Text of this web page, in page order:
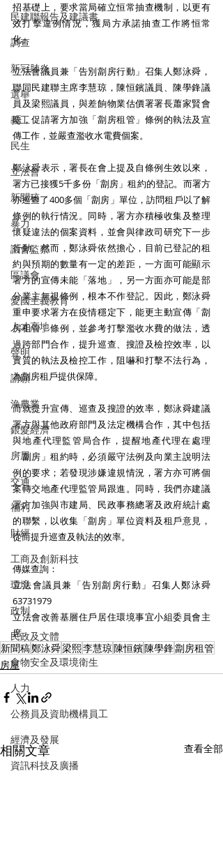
民建聯報告及建議書
調查
新冠肺炎
選舉
義工
民生
立法會
新聞稿
暴力
議會監察
區議會
愛國主義教育
人才高地
聲明
請願
漁農業
銀髮經濟
房屋
交通
福利
財經
工商及創新科技
環境
政制
民政及文體
食物安全及環境衛生
人力
公務員及資助機構員工
經濟及發展
資訊科技及廣播
招基礎上，要求當局確立恒常抽查機制，以更有
效打擊違例情況，獲局方承諾抽查工作將恒常
化。
立法會議員兼「告別劏房行動」召集人鄭泳舜，
聯同民建聯主席李慧琼，陳恒鑌議員、陳學鋒議
員及梁熙議員，與差餉物業估價署署長蕭家賢會
晤，促請署方加強「劏房租管」條例的執法及宣
傳工作，並嚴查濫收水電費個案。
鄭泳舜表示，署長在會上提及自條例生效以來，
署方已接獲5千多份「劏房」租約的登記。而署方
亦巡查了400多個「劏房」單位，訪問租戶以了解
條例的執行情況。同時，署方亦積極收集及整理
懷疑違法的個案資料，並會與律政司研究下一步
行動。然而，鄭泳舜依然擔心，目前已登記的租
約與預期的數量有一定的差距，一方面可能顯示
署方的宣傳未能「落地」，另一方面亦可能是部
分業主無視條例，根本不作登記。因此，鄭泳舜
重申要求署方在疫情穩定下，能更主動宣傳「劏
房租管」條例，並參考打擊濫收水費的做法，透
過跨部門合作，提升巡查、搜證及檢控效率，以
實質的執法及檢控工作，阻嚇和打擊不法行為，
為劏房租戶提供保障。
而就提升宣傳、巡查及搜證的效率，鄭泳舜建議
署方與其他政府部門及法定機構合作，其中包括
與地產代理監管局合作，提醒地產代理在處理
「劏房」租約時，必須嚴守法例及向業主說明法
例的要求；若發現涉嫌違規情況，署方亦可將個
案轉交地產代理監管局跟進。同時，我們亦建議
署方加強與市建局、民政事務總署及政府統計處
的聯繫，以收集「劏房」單位資料及租戶意見，
從而提升巡查及執法的效率。
傳媒查詢：
立法會議員兼「告別劏房行動」召集人鄭泳舜
63731979
立法會改善基層住戶居住環境事宜小組委員會主
席
新聞稿鄭泳舜梁熙李慧琼陳恒鑌陳學鋒劏房租管
房屋
相關文章 查看全部